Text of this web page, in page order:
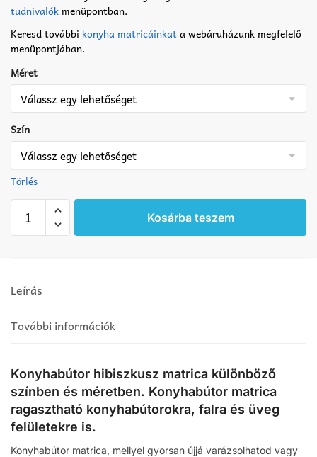
tudnivalók menüpontban.
Keresd további konyha matricáinkata webáruházunk megfelelő
menüpontjában.
Méret
Szín
Törlés
Konyhabútor
hibiszkusz
matrica
Kosárba teszem
Leírás
További információk
Konyhabútor hibiszkusz matrica különböző
színben és méretben. Konyhabútor matrica
ragasztható konyhabútorokra, falra és üveg
felületekre is.
Konyhabútor matrica, mellyel gyorsan újjá varázsolhatod vagy